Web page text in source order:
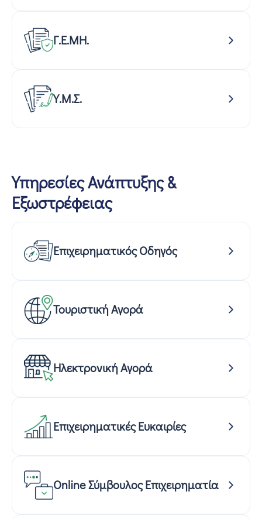
Γ.Ε.ΜΗ.
Υ.Μ.Σ.
Υπηρεσίες Ανάπτυξης &
Εξωστρέφειας
Επιχειρηματικός Οδηγός
Τουριστική Αγορά
Ηλεκτρονική Αγορά
Επιχειρηματικές Ευκαιρίες
Online Σύμβουλος Επιχειρηματία